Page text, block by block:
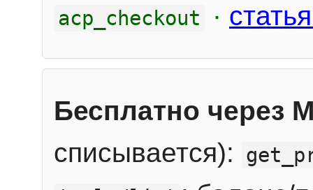
acp_checkout ·
Бесплатно через
списывается):